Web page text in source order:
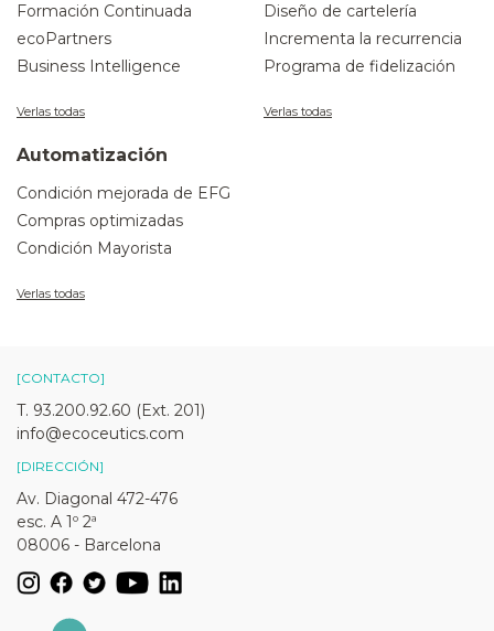
Formación Continuada
ecoPartners
Business Intelligence
Verlas todas
Diseño de cartelería
Incrementa la recurrencia
Programa de fidelización
Verlas todas
Automatización
Condición mejorada de EFG
Compras optimizadas
Condición Mayorista
Verlas todas
[CONTACTO]
T. 93.200.92.60 (Ext. 201)
info@ecoceutics.com
[DIRECCIÓN]
Av. Diagonal 472-476
esc. A 1º 2ª
08006 - Barcelona